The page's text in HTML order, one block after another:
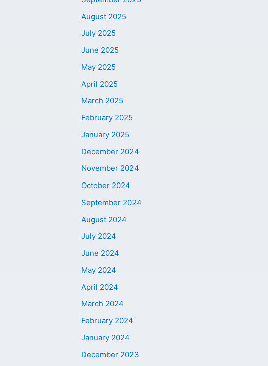
August 2025
July 2025
June 2025
May 2025
April 2025
March 2025
February 2025
January 2025
December 2024
November 2024
October 2024
September 2024
August 2024
July 2024
June 2024
May 2024
April 2024
March 2024
February 2024
January 2024
December 2023